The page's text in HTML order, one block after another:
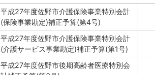
平成27年度佐野市介護保険事業特別会計
(保険事業勘定)補正予算(第4号)
平成27年度佐野市介護保険事業特別会計
(介護サービス事業勘定)補正予算(第1号)
平成27年度佐野市後期高齢者医療特別会